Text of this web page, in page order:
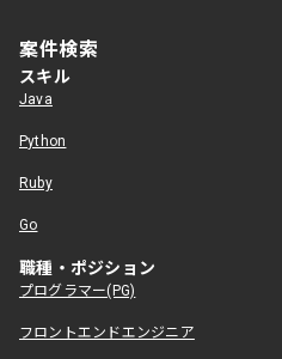
案件検索
スキル
Java
Python
Ruby
Go
職種・ポジション
プログラマー(PG)
フロントエンドエンジニア